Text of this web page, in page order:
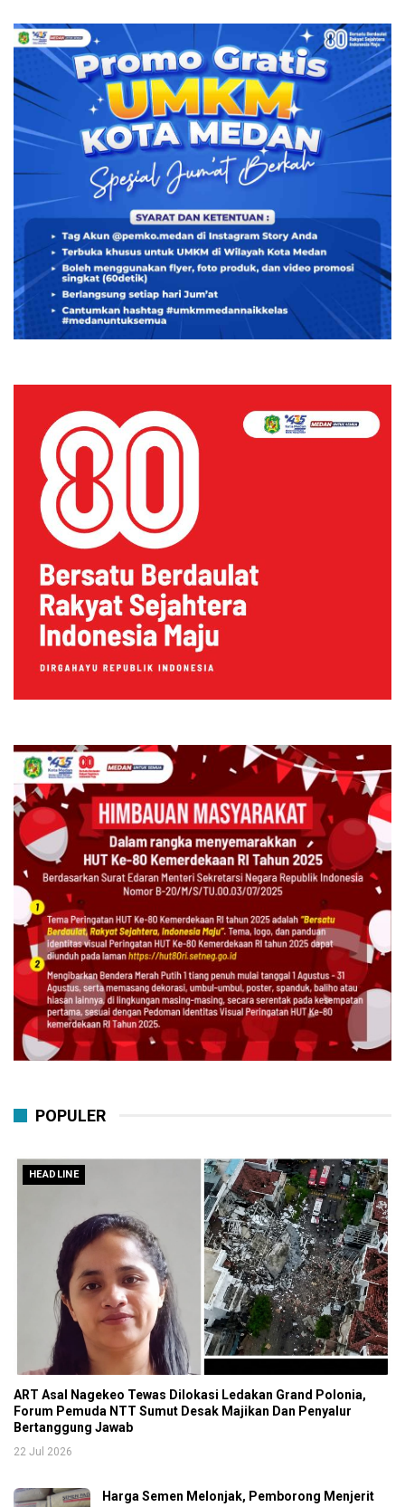
POPULER
HEADLINE
ART Asal Nagekeo Tewas Dilokasi Ledakan Grand Polonia,
Forum Pemuda NTT Sumut Desak Majikan Dan Penyalur
Bertanggung Jawab
22 Jul 2026
Harga Semen Melonjak, Pemborong Menjerit